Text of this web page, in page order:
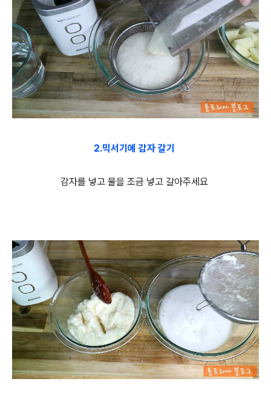
2.믹서기에 감자 갈기
감자를 넣고 물을 조금 넣고 갈아주세요